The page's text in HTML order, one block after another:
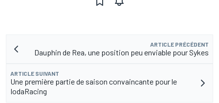
ARTICLE PRÉCÉDENT
Dauphin de Rea, une position peu enviable pour Sykes
ARTICLE SUIVANT
Une première partie de saison convaincante pour le
IodaRacing